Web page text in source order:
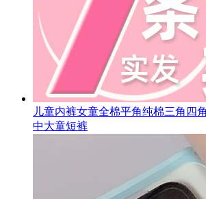
儿童内裤女童全棉平角纯棉三角四
中大童短裤